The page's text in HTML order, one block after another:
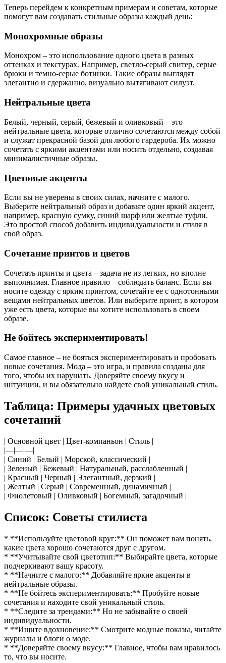
Теперь перейдем к конкретным примерам и советам, которые
помогут вам создавать стильные образы каждый день:
Монохромные образы
Монохром – это использование одного цвета в разных
оттенках и текстурах. Например, светло-серый свитер, серые
брюки и темно-серые ботинки. Такие образы выглядят
элегантно и сдержанно, визуально вытягивают силуэт.
Нейтральные цвета
Белый, черный, серый, бежевый и оливковый – это
нейтральные цвета, которые отлично сочетаются между собой
и служат прекрасной базой для любого гардероба. Их можно
сочетать с яркими акцентами или носить отдельно, создавая
минималистичные образы.
Цветовые акценты
Если вы не уверены в своих силах, начните с малого.
Выберите нейтральный образ и добавьте один яркий акцент,
например, красную сумку, синий шарф или желтые туфли.
Это простой способ добавить индивидуальности и стиля в
свой образ.
Сочетание принтов и цветов
Сочетать принты и цвета – задача не из легких, но вполне
выполнимая. Главное правило – соблюдать баланс. Если вы
носите одежду с ярким принтом, сочетайте ее с однотонными
вещами нейтральных цветов. Или выберите принт, в котором
уже есть цвета, которые вы хотите использовать в своем
образе.
Не бойтесь экспериментировать!
Самое главное – не бояться экспериментировать и пробовать
новые сочетания. Мода – это игра, и правила созданы для
того, чтобы их нарушать. Доверяйте своему вкусу и
интуиции, и вы обязательно найдете свой уникальный стиль.
Таблица: Примеры удачных цветовых
сочетаний
| Основной цвет | Цвет-компаньон | Стиль |
|—|—|—|
| Синий | Белый | Морской, классический |
| Зеленый | Бежевый | Натуральный, расслабленный |
| Красный | Черный | Элегантный, дерзкий |
| Желтый | Серый | Современный, динамичный |
| Фиолетовый | Оливковый | Богемный, загадочный |
Список: Советы стилиста
* **Используйте цветовой круг:** Он поможет вам понять,
какие цвета хорошо сочетаются друг с другом.
* **Учитывайте свой цветотип:** Выбирайте цвета, которые
подчеркивают вашу красоту.
* **Начните с малого:** Добавляйте яркие акценты в
нейтральные образы.
* **Не бойтесь экспериментировать:** Пробуйте новые
сочетания и находите свой уникальный стиль.
* **Следите за трендами:** Но не забывайте о своей
индивидуальности.
* **Ищите вдохновение:** Смотрите модные показы, читайте
журналы и блоги о моде.
* **Доверяйте своему вкусу:** Главное, чтобы вам нравилось
то, что вы носите.